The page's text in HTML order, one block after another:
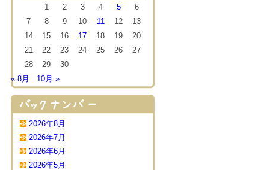
1
2 3 4 5
6
7
8 9 10 11 12
13
14
15 16 17 18 19
20
21
22 23 24 25 26
27
28
29
30
« 8月
10月 »
2026年8月
2026年7月
2026年6月
2026年5月